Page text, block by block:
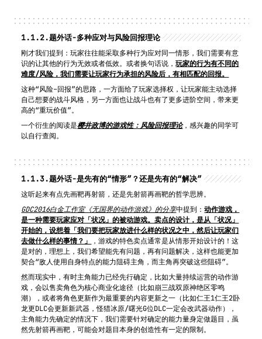
1.1.2.题外话-多种应对与风险回报理论
刚才我们提到：玩家往往能采取多种行为应对同一情形，我们需要有意
识的让其他的行为无效或者低效。或者换句话说，玩家的行为有不同的
难度/风险，我们需要让玩家行为承担的风险后，有相匹配的回报。
这种“风险–回报”的思路，一方面给了玩家选择权，让玩家能主动选择
自己想要的战斗风格，另一方面也让战斗也有了更多进阶空间，带来更
高的“重玩价值”。
一个衍生的阅读是樱井政博的游戏性：风险回报理论，感兴趣的同学可
以自行查阅。
1.1.3.题外话-是先有的“情形”？还是先有的“解决”
这听起来有点先画靶再射箭，还是先射箭再画靶的哲学思辨。
GDC2016白金工作室《无国界的动作游戏》的分享中提到：动作游戏，
是一种需要玩家应对「状况」的被动游戏。卖点的设计，是从「状况」
开始的，设想着「我们要把玩家放进什么样的状况之中，然后让玩家们
去做什么样的事情？」
，游戏的特色卖点通常是从情形开始设计的！这
是对的，理想上，我们希望能先有问题，再有问题解决，这样也能更加
契合“敌人使用自身特点的能力阻碍主角，而主角再突破这些阻碍”。
然而现实中，有时主角能力已经先行确定，比如大量持续运营的动作游
戏，会以售卖角色为核心商业化途径（比如崩三战双原神绝区零鸣
潮），或者将角色更新作为最重要的内容更新之一（比如仁王1仁王2卧
龙更DLC会更新新武器，怪猎冰原/曙光G位DLC一定会改武器动作），
主角能力先确定的情况下，我们需要针对确定的能力量身定做题目，虽
然先射箭再画靶，可能会对题目本身的创造性有一定的限制。